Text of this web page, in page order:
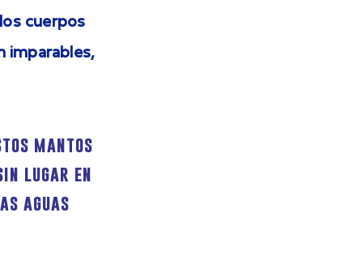
cuerpos
imparables,
mantos
lugar en
aguas